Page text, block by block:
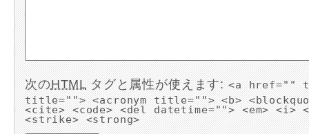
次のHTMLタグと属性が使えます:<a href=""
title=""> <acronym title=""> <b>
<cite> <code> <del datetime=""> <em> <i>
<strike> <strong>